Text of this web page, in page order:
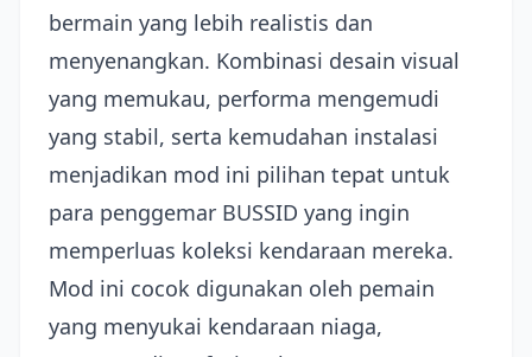
bermain yang lebih realistis dan
menyenangkan. Kombinasi desain visual
yang memukau, performa mengemudi
yang stabil, serta kemudahan instalasi
menjadikan mod ini pilihan tepat untuk
para penggemar BUSSID yang ingin
memperluas koleksi kendaraan mereka.
Mod ini cocok digunakan oleh pemain
yang menyukai kendaraan niaga,